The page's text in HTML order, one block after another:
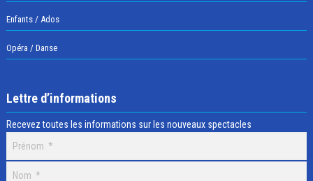
Enfants / Ados
Opéra / Danse
Lettre d’informations
Recevez toutes les informations sur les nouveaux spectacles